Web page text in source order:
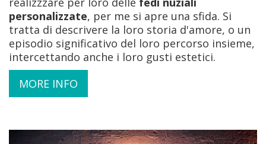
personalizzate, per me si apre una sfida. Si
tratta di descrivere la loro storia d'amore, o un
episodio significativo del loro percorso insieme,
intercettando anche i loro gusti estetici.
MORE INFO